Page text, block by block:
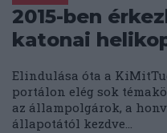
2015-ben
katonai
Elindulása óta a
portálon elég sok
az állampolgárok, a
állapotától kezdve...